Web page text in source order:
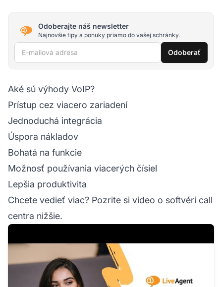
Odoberajte náš newsletter
Najnovšie tipy a ponuky priamo do vašej schránky.
E-mailová adresa Odoberať
Aké sú výhody VoIP?
Prístup cez viacero zariadení
Jednoduchá integrácia
Úspora nákladov
Bohatá na funkcie
Možnosť používania viacerých čísiel
Lepšia produktivita
Chcete vedieť viac? Pozrite si video o softvéri call
centra nižšie.